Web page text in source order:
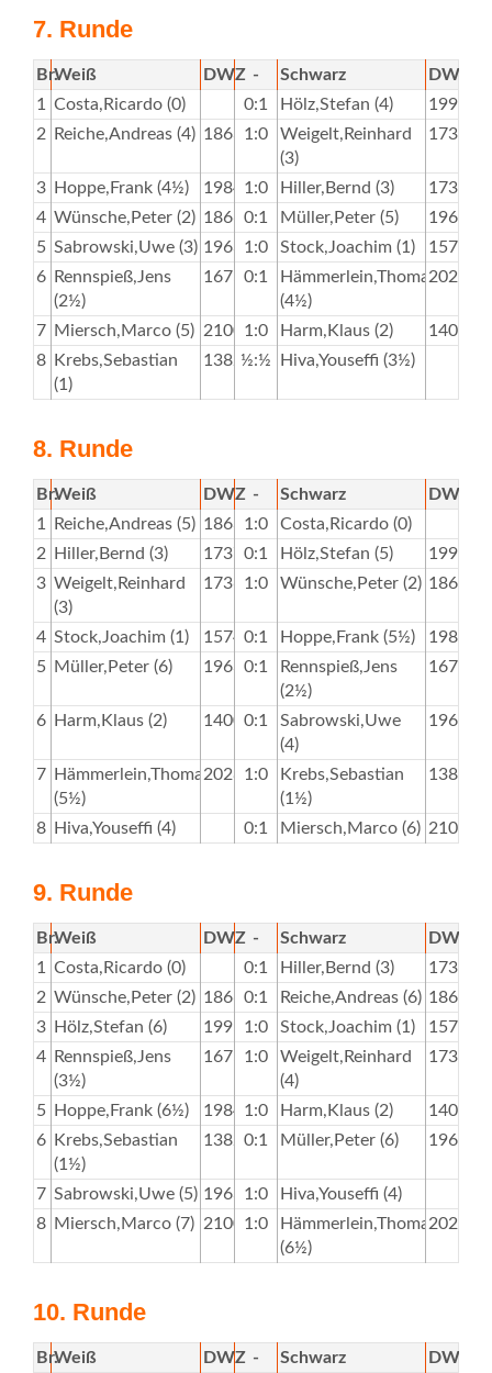
7. Runde
Br.Weiß DWZ - Schwarz
DWZ
1
Costa,Ricardo (0) 0:1 Hölz,Stefan (4)
1995
2
Reiche,Andreas (4) 1863 1:0
Weigelt,Reinhard
(3)
1736
3 Hoppe,Frank (4½) 1984 1:0 Hiller,Bernd (3)
1737
4 Wünsche,Peter (2) 1866 0:1 Müller,Peter (5)
1963
5 Sabrowski,Uwe (3) 1963 1:0 Stock,Joachim (1)
1574
6
Rennspieß,Jens
(2½)
1675 0:1
Hämmerlein,Thomas
(4½)
2028
7 Miersch,Marco (5) 2100 1:0 Harm,Klaus (2)
1400
8
Krebs,Sebastian
(1)
1382½:½ Hiva,Youseffi (3½)
8. Runde
Br.Weiß DWZ - Schwarz
DWZ
1
Reiche,Andreas (5) 1863 1:0
Costa,Ricardo (0)
2
Hiller,Bernd (3) 1737 0:1 Hölz,Stefan (5)
1995
3 Weigelt,Reinhard
(3)
1736 1:0 Wünsche,Peter (2) 1866
4 Stock,Joachim (1) 1574 0:1 Hoppe,Frank (5½)
1984
5 Müller,Peter (6) 1963 0:1
Rennspieß,Jens
(2½)
1675
6 Harm,Klaus (2) 1400 0:1
Sabrowski,Uwe
(4)
1963
7
Hämmerlein,Thomas
(5½)
2028 1:0
Krebs,Sebastian
(1½)
1382
8 Hiva,Youseffi (4) 0:1 Miersch,Marco (6) 2100
9. Runde
Br.Weiß DWZ - Schwarz
DWZ
1
Costa,Ricardo (0) 0:1 Hiller,Bernd (3)
1737
2 Wünsche,Peter (2) 1866 0:1 Reiche,Andreas (6) 1863
3
Hölz,Stefan (6) 1995 1:0 Stock,Joachim (1)
1574
4
Rennspieß,Jens
(3½)
1675 1:0
Weigelt,Reinhard
(4)
1736
5 Hoppe,Frank (6½) 1984 1:0 Harm,Klaus (2)
1400
6
Krebs,Sebastian
(1½)
1382 0:1 Müller,Peter (6) 1963
7 Sabrowski,Uwe (5) 1963 1:0
Hiva,Youseffi (4)
8 Miersch,Marco (7) 2100 1:0
Hämmerlein,Thomas
(6½)
2028
10. Runde
Br.Weiß DWZ - Schwarz
DWZ